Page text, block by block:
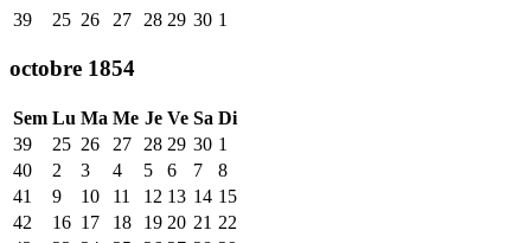
39
25 26 27 28 29 30 1
octobre 1854
Sem Lu Ma Me Je Ve Sa Di
39
25 26 27 28 29 30 1
40
2 3 4 5 6 7
8
41
9 10 11 12 13 14 15
42
16 17 18 19 20 21 22